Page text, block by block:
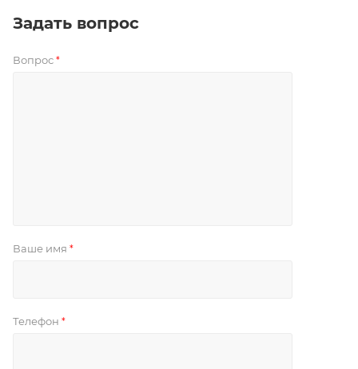
Задать вопрос
Вопрос *
Ваше имя *
Телефон *